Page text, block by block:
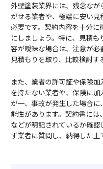
外壁塗装業界には、残念な
がせる業者や、極端に安い
必要です。契約内容を十分
にしましょう。特に、見積
容が曖昧な場合は、注意が
見積もりを取り、比較検討す
また、業者の許可証や保険
を持たない業者や、保険に
が一、事故が発生した場合
能性があります。契約書に
などが明記されているか確
ず業者に質問し、納得した上